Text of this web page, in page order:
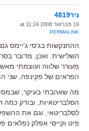
ניר4819
19 פברואר 2008 at 11:24
PERMALINK
ההתנקשות בג'סי ג'יימס גם
השלישית. ואכן, מדובר
מעורר שלווה ועוצמתי
הפראים של פקינפה, שני
מה שאהבתי בעיקר,
הסלבריטאיות, ובודק כמה
לסלבריטאי, וגם את
פיט וקייסי אפלק נפלאים